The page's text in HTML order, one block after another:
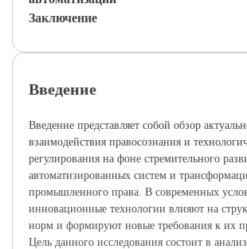
Заключение
Введение
Введение представляет собой обзор
взаимодействия правосознания и
регулирования на фоне стремительного
автоматизированных систем и
промышленного права. В современных
инновационные технологии влияют на
норм и формируют новые требования к их
Цель данного исследования состоит в